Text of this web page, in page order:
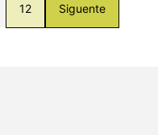
12 Siguente